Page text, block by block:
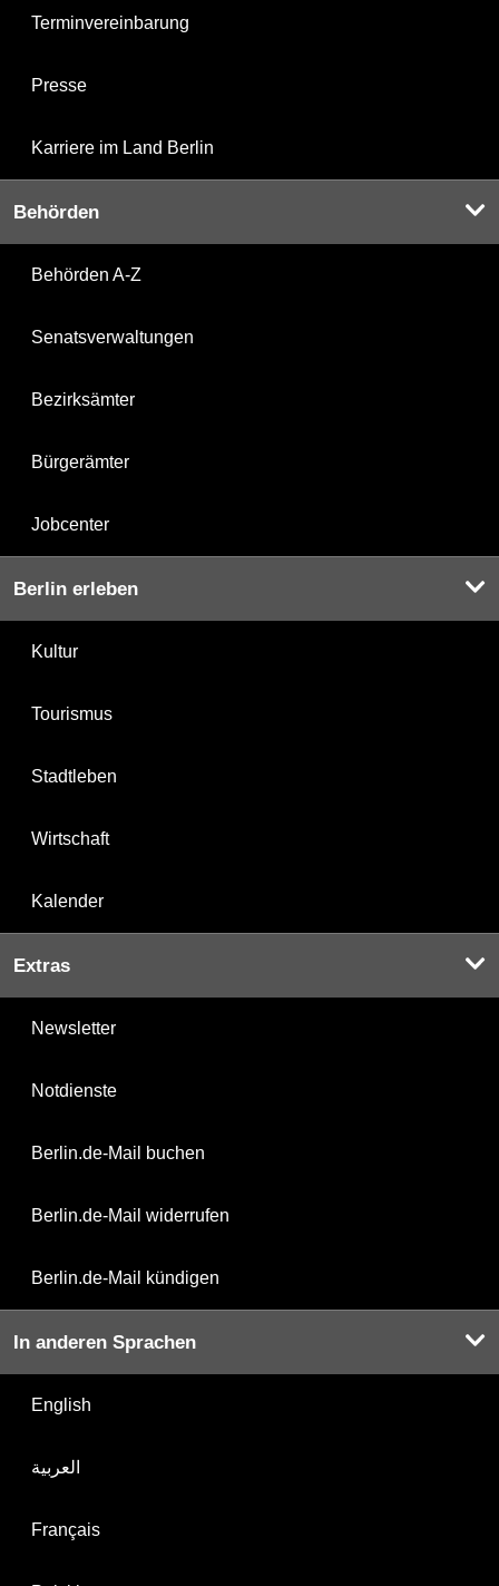
Terminvereinbarung
Presse
Karriere im Land Berlin
Behörden
Behörden A-Z
Senatsverwaltungen
Bezirksämter
Bürgerämter
Jobcenter
Berlin erleben
Kultur
Tourismus
Stadtleben
Wirtschaft
Kalender
Extras
Newsletter
Notdienste
Berlin.de-Mail buchen
Berlin.de-Mail widerrufen
Berlin.de-Mail kündigen
In anderen Sprachen
English
العربية
Français